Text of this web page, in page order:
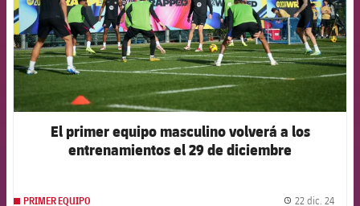
El primer equipo masculino volverá a los
entrenamientos el 29 de diciembre
PRIMER EQUIPO 22 dic. 24